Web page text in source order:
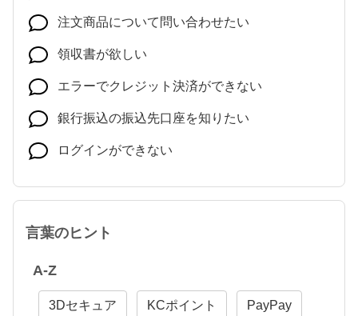
注文商品について問い合わせたい
領収書が欲しい
エラーでクレジット決済ができない
銀行振込の振込先口座を知りたい
ログインができない
言葉のヒント
A-Z
3Dセキュア KCポイント PayPay